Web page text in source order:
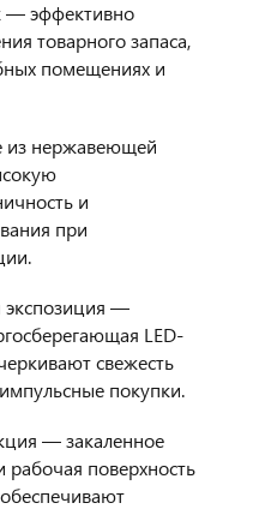
— эффективно
товарного запаса,
помещениях и
из нержавеющей
и
при
экспозиция —
LED-
свежесть
покупки.
— закаленное
рабочая поверхность